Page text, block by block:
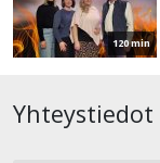
120 min
Yhteystiedot